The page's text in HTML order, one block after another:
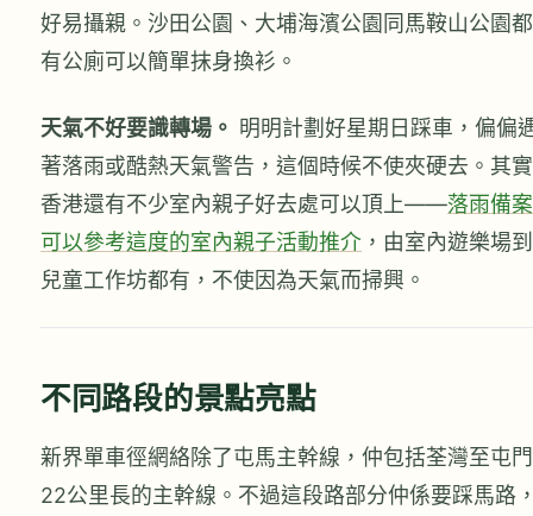
好易攝親。沙田公園、大埔海濱公園同馬鞍山公園都
有公廁可以簡單抹身換衫。
天氣不好要識轉場。 明明計劃好星期日踩車，偏偏
著落雨或酷熱天氣警告，這個時候不使夾硬去。其實
香港還有不少室內親子好去處可以頂上——落雨備案
可以參考這度的室內親子活動推介 ，由室內遊樂場到
兒童工作坊都有，不使因為天氣而掃興。
不同路段的景點亮點
新界單車徑網絡除了屯馬主幹線，仲包括荃灣至屯門
22公里長的主幹線。不過這段路部分仲係要踩馬路